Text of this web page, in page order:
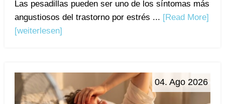
Las pesadillas pueden ser uno de los síntomas más
angustiosos del trastorno por estrés ... [Read More]
[weiterlesen]
04. Ago 2026